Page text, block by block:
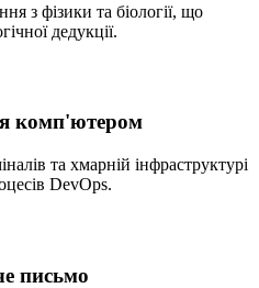
з фізики та біології, що
дедукції.
комп'ютером
та хмарній інфраструктурі
DevOps.
письмо